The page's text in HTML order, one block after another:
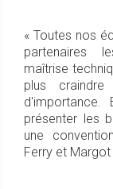
« Toutes nos
partenaires
maîtrise
plus
présenter les
une
Ferry et